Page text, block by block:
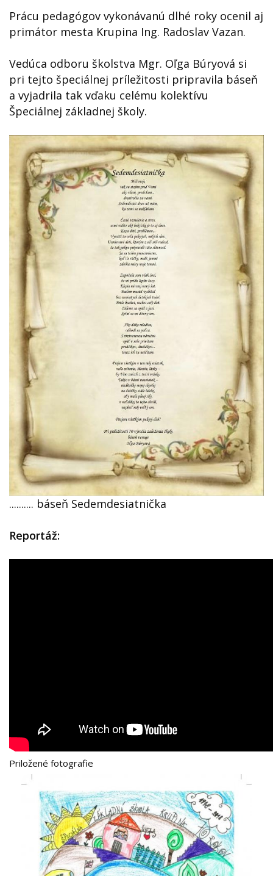
Prácu pedagógov vykonávanú dlhé roky ocenil aj
primátor mesta Krupina Ing. Radoslav Vazan.
Vedúca odboru školstva Mgr. Oľga Búryová si
pri tejto špeciálnej príležitosti pripravila báseň
a vyjadrila tak vďaku celému kolektívu
Špeciálnej základnej školy.
.......... báseň Sedemdesiatnička
Reportáž:
Priložené fotografie